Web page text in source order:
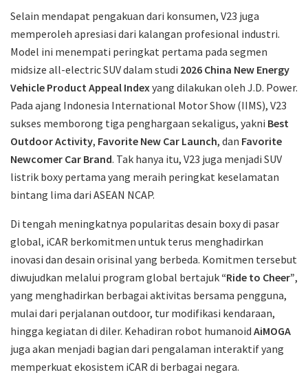
Selain mendapat pengakuan dari konsumen, V23 juga
memperoleh apresiasi dari kalangan profesional industri.
Model ini menempati peringkat pertama pada segmen
midsize all-electric SUV dalam studi 2026 China New Energy
Vehicle Product Appeal Indexyang dilakukan oleh J.D. Power.
Pada ajang Indonesia International Motor Show (IIMS), V23
sukses memborong tiga penghargaan sekaligus, yakni Best
Outdoor Activity, Favorite New Car Launch, dan Favorite
Newcomer Car Brand. Tak hanya itu, V23 juga menjadi SUV
listrik boxy pertama yang meraih peringkat keselamatan
bintang lima dari ASEAN NCAP.
Di tengah meningkatnya popularitas desain boxy di pasar
global, iCAR berkomitmen untuk terus menghadirkan
inovasi dan desain orisinal yang berbeda. Komitmen tersebut
diwujudkan melalui program global bertajuk “Ride to Cheer”,
yang menghadirkan berbagai aktivitas bersama pengguna,
mulai dari perjalanan outdoor, tur modifikasi kendaraan,
hingga kegiatan di diler. Kehadiran robot humanoid AiMOGA
juga akan menjadi bagian dari pengalaman interaktif yang
memperkuat ekosistem iCAR di berbagai negara.